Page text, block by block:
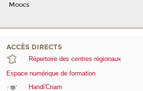
Moocs
ACCÈS DIRECTS
Répertoire des centres régionaux
Espace numérique de formation
Handi'Cnam